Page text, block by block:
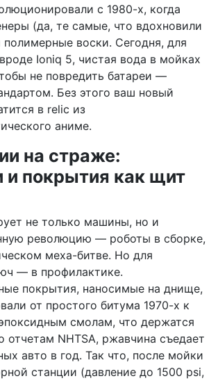
с 1980-х, когда
(да, те самые, что вдохновили
полимерные воски. Сегодня, для
Ioniq 5, чистая вода в мойках
не повредить батареи —
Без этого ваш новый
в relic из
аниме.
на страже:
и покрытия как щит
не только машины, но и
революцию — роботы в сборке,
меха-битве. Но для
— в профилактике.
покрытия, наносимые на днище,
от простого битума 1970-х к
смолам, что держатся
отчетам NHTSA, ржавчина съедает
авто в год. Так что, после мойки
станции (давление до 1500 psi,